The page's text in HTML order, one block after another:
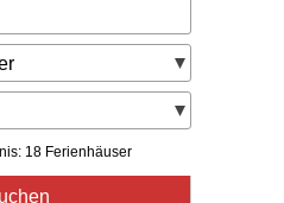
18 Ferienhäuser